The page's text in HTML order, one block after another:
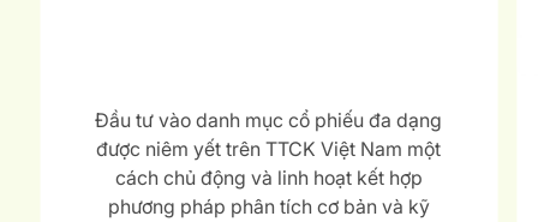
Đầu tư vào danh mục cổ phiếu đa dạng
được niêm yết trên TTCK Việt Nam một
cách chủ động và linh hoạt kết hợp
phương pháp phân tích cơ bản và kỹ